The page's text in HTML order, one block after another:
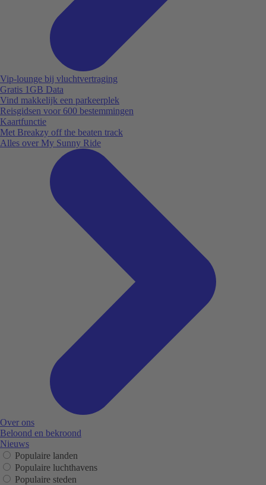
Vip-lounge bij vluchtvertraging
Gratis 1GB Data
Vind makkelijk een parkeerplek
Reisgidsen voor 600 bestemmingen
Kaartfunctie
Met Breakzy off the beaten track
Alles over My Sunny Ride
Over ons
Beloond en bekroond
Nieuws
Populaire landen
Populaire luchthavens
Populaire steden